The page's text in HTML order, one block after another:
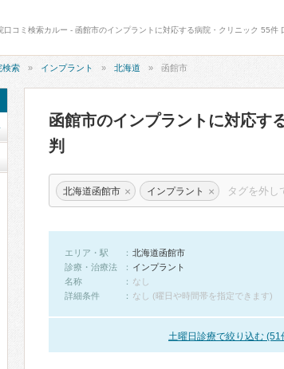
口コミ検索カルー - 函館市のインプラントに対応する病院・クリニック 55件
検索 インプラント 北海道 函館市
函館市のインプラントに対応す
判
北海道函館市 × インプラント ×
エリア・駅
北海道函館市
診療・治療法
インプラント
名称
なし
詳細条件
なし (曜日や時間帯を指定できます)
土曜日診療で絞り込む (51